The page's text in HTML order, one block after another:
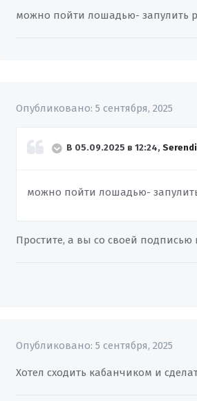
можно пойти лошадью- запулить
Опубликовано:5 сентября, 2025
В 05.09.2025 в 12:24,
можно пойти лошадью-
Простите, а вы со своей
Опубликовано:5 сентября, 2025
Хотел сходить кабанчиком и